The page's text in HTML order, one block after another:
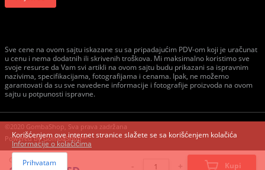
Sve cene na ovom sajtu iskazane su sa pripadajućim PDV-om koji je uračunat
u cenu i nema dodatnih ili skrivenih troškova. Mi maksimalno koristimo sve
svoje resurse da Vam svi artikli na ovom sajtu budu prikazani sa ispravnim
nazivima, specifikacijama, fotografijama i cenama. Ipak, ne možemo
garantovati da su sve navedene informacije i fotografije proizvoda na ovom
sajtu u potpunosti ispravne.
©2020 GombaShop, Sva prava zadržana
Powered byGombaShop™
Cena:
- + Kupi
Korišćenjem ove internet stranice slažete se sa korišćenjem kolačića
Informacije o kolačićima
Prihvatam